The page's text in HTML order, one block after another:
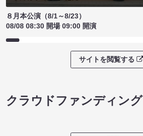
８月本公演（8/1～8/23）
08/08 08:30 開場 09:00 開演
サイトを閲覧する
クラウドファンディング